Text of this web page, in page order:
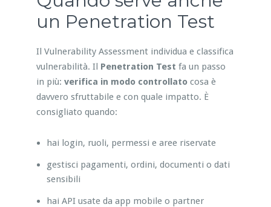
un Penetration Test
Il Vulnerability Assessment individua e classifica
vulnerabilità. Il Penetration Test fa un passo
in più: verifica in modo controllatocosa è
davvero sfruttabile e con quale impatto. È
consigliato quando:
hai login, ruoli, permessi e aree riservate
gestisci pagamenti, ordini, documenti o dati
sensibili
hai API usate da app mobile o partner